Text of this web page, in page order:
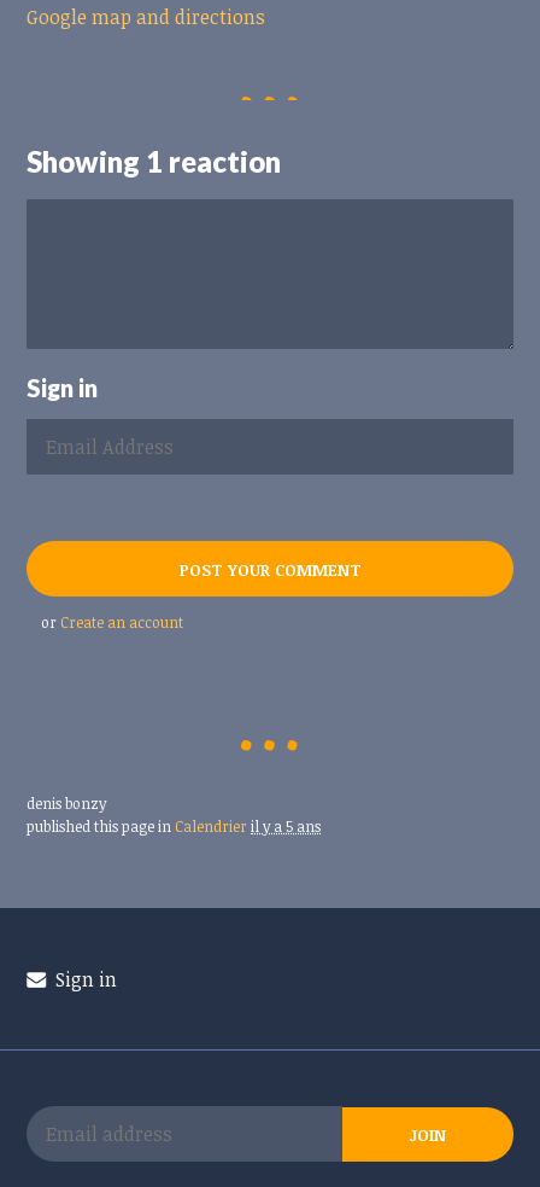
Google map and directions
Showing 1 reaction
Sign in
or Create an account
denis bonzy
published this page in Calendrier il y a 5 ans
Sign in